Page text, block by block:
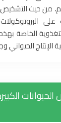
من حيث التشخيص
البروتوكولات
الخاصة
الإنتاج الحيواني